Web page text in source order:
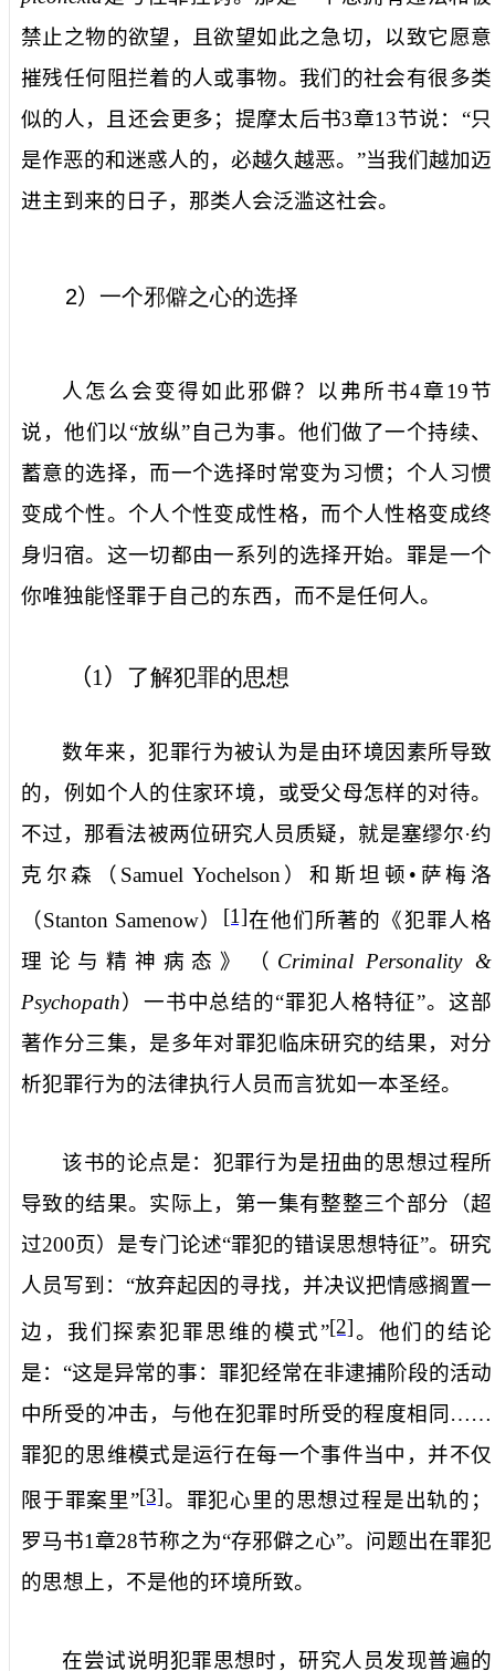
禁止之物的欲望，且欲望如此之急切，以致它愿意
摧残任何阻拦着的人或事物。我们的社会有很多类
似的人，且还会更多；提摩太后书3章13节说：“只
是作恶的和迷惑人的，必越久越恶。”当我们越加迈
进主到来的日子，那类人会泛滥这社会。
2） 一个邪僻之心的选择
人怎么会变得如此邪僻？以弗所书4章19节
说，他们以“放纵”自己为事。他们做了一个持续、
蓄意的选择，而一个选择时常变为习惯；个人习惯
变成个性。个人个性变成性格，而个人性格变成终
身归宿。这一切都由一系列的选择开始。罪是一个
你唯独能怪罪于自己的东西，而不是任何人。
（1 ） 了解犯罪的思想
数年来，犯罪行为被认为是由环境因素所导致
的，例如个人的住家环境，或受父母怎样的对待。
不过，那看法被两位研究人员质疑，就是塞缪尔·约
克尔森
（ Samuel Yochelson ）和斯坦顿•萨梅洛
（Stanton Samenow） [1]在他们所著的《犯罪人格
理论与精神病态》（ Criminal Personality &
Psychopath）一书中总结的“罪犯人格特征”。这部
著作分三集，是多年对罪犯临床研究的结果，对分
析犯罪行为的法律执行人员而言犹如一本圣经。
该书的论点是：犯罪行为是扭曲的思想过程所
导致的结果。实际上，第一集有整整三个部分（超
过200页）是专门论述“罪犯的错误思想特征”。研究
人员写到：“放弃起因的寻找，并决议把情感搁置一
边，我们探索犯罪思维的模式”[2]。他们的结论
是：“这是异常的事：罪犯经常在非逮捕阶段的活动
中所受的冲击，与他在犯罪时所受的程度相同……
罪犯的思维模式是运行在每一个事件当中，并不仅
限于罪案里”[3]。罪犯心里的思想过程是出轨的；
罗马书1章28节称之为“存邪僻之心”。问题出在罪犯
的思想上，不是他的环境所致。
在尝试说明犯罪思想时，研究人员发现普遍的